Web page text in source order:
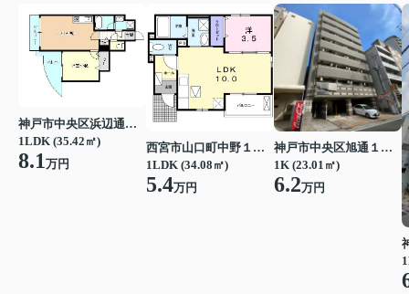
神戸市中央区浜辺通３丁目
1LDK (35.42㎡)
8.1万円
西宮市山口町中野１丁目
1LDK (34.08㎡)
5.4万円
神戸市中央区旭通１丁目
1K (23.01㎡)
6.2万円